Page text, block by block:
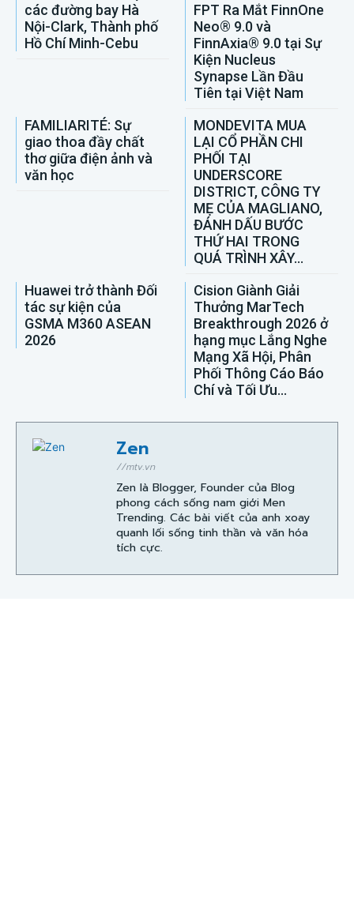
các đường bay Hà
Nội-Clark, Thành phố
Hồ Chí Minh-Cebu
FPT Ra Mắt FinnOne
Neo® 9.0 và
FinnAxia® 9.0 tại Sự
Kiện Nucleus
Synapse Lần Đầu
Tiên tại Việt Nam
FAMILIARITÉ: Sự
giao thoa đầy chất
thơ giữa điện ảnh và
văn học
MONDEVITA MUA
LẠI CỔ PHẦN CHI
PHỐI TẠI
UNDERSCORE
DISTRICT, CÔNG TY
MẸ CỦA MAGLIANO,
ĐÁNH DẤU BƯỚC
THỨ HAI TRONG
QUÁ TRÌNH XÂY...
Huawei trở thành Đối
tác sự kiện của
GSMA M360 ASEAN
2026
Cision Giành Giải
Thưởng MarTech
Breakthrough 2026 ở
hạng mục Lắng Nghe
Mạng Xã Hội, Phân
Phối Thông Cáo Báo
Chí và Tối Ưu...
Zen
//mtv.vn
Zen là Blogger, Founder của Blog
phong cách sống nam giới Men
Trending. Các bài viết của anh xoay
quanh lối sống tinh thần và văn hóa
tích cực.